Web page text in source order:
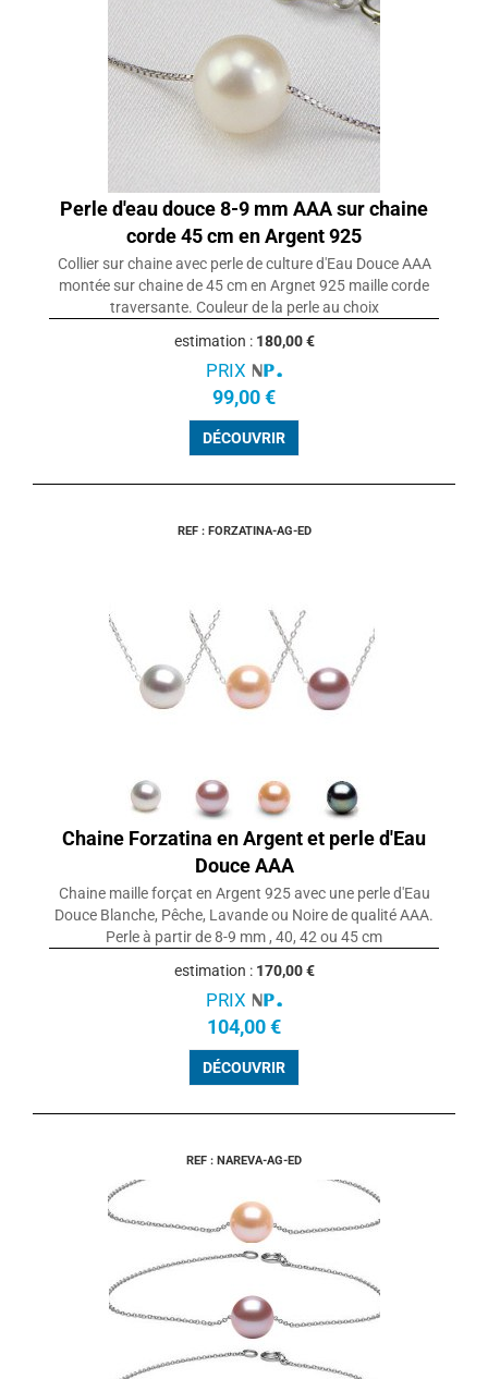
Perle d'eau douce 8-9 mm AAA sur chaine
corde 45 cm en Argent 925
Collier sur chaine avec perle de culture d'Eau Douce AAA
montée sur chaine de 45 cm en Argnet 925 maille corde
traversante. Couleur de la perle au choix
estimation : 180,00 €
PRIX
99,00 €
DÉCOUVRIR
REF : FORZATINA-AG-ED
Chaine Forzatina en Argent et perle d'Eau
Douce AAA
Chaine maille forçat en Argent 925 avec une perle d'Eau
Douce Blanche, Pêche, Lavande ou Noire de qualité AAA.
Perle à partir de 8-9 mm , 40, 42 ou 45 cm
estimation : 170,00 €
PRIX
104,00 €
DÉCOUVRIR
REF : NAREVA-AG-ED